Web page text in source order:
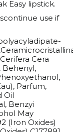
Easy lipstick.
use if
Cera
Behenyl,
Parfum,
Oil
Benzyi
May
(Iron Oxides)